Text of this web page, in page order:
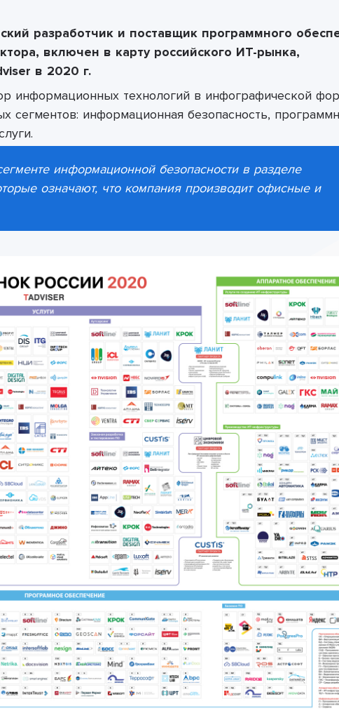
разработчик и поставщик программного
включен в карту российского ИТ-рынка,
в 2020 г.
информационных технологий в инфографической
сегментов: информационная безопасность,
информационной безопасности в разделе
означают, что компания производит офисные и